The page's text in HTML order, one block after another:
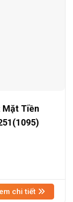
Mặt Tiền
chi tiết